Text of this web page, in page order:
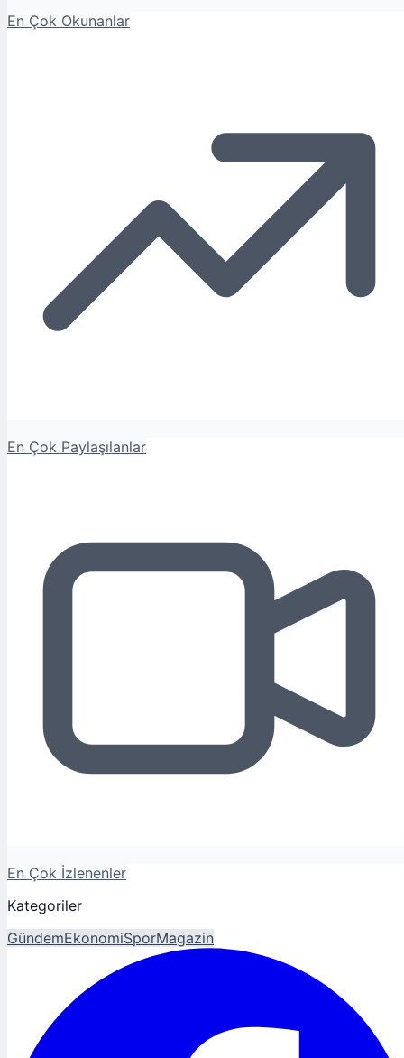
En Çok Okunanlar
En Çok Paylaşılanlar
En Çok İzlenenler
Kategoriler
GündemEkonomiSporMagazin